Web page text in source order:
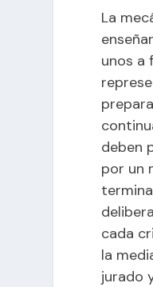
La
unos a
deben
por un
cada
la
jurado